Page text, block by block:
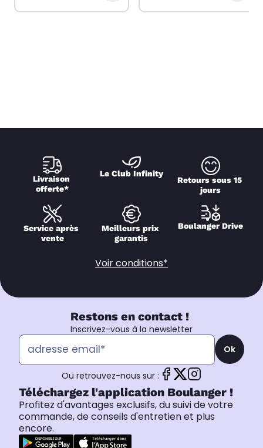
Livraison
offerte*
Le Club Infinity
Retours sous 15
jours
Service après
vente
Meilleurs prix
garantis
Boulanger Drive
Voir conditions*
Restons en contact !
Inscrivez-vous à la newsletter
Ok
Ou retrouvez-nous sur :
Téléchargez l'application Boulanger !
Profitez d'avantages exclusifs, du suivi de votre
commande, de conseils d'entretien et plus
encore.